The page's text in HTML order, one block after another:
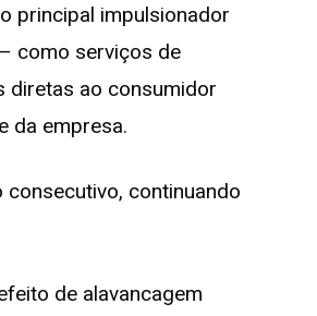
principal impulsionador
como serviços de
diretas ao consumidor
da empresa.
continuando
de alavancagem